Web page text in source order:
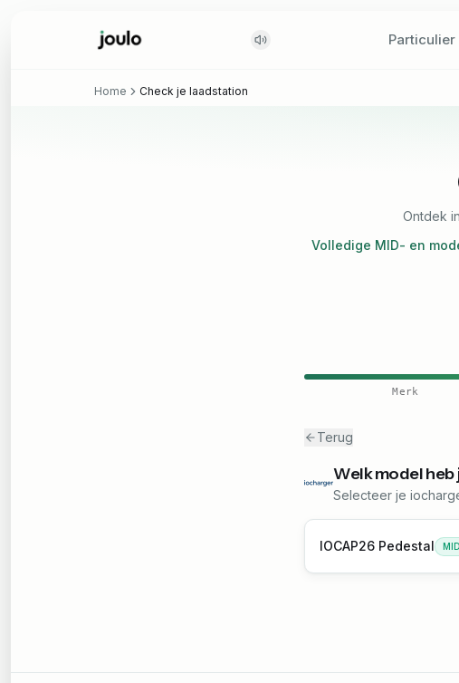
Particulier
Home Check je laadstation
Ontdek
Volledige MID- en
Merk
Terug
Welk model heb
Selecteer je
IOCAP26 Pedestal